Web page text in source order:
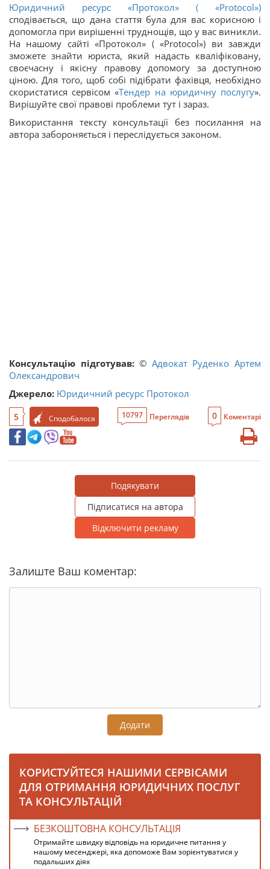
Юридичний ресурс «Протокол» ( «Protocol»)
сподівається, що дана стаття була для вас корисною і
допомогла при вирішенні труднощів, що у вас виникли.
На нашому сайті «Протокол» ( «Protocol») ви завжди
зможете знайти юриста, який надасть кваліфіковану,
своєчасну і якісну правову допомогу за доступною
ціною. Для того, щоб собі підібрати фахівця, необхідно
скористатися сервісом «Тендер на юридичну послугу».
Вирішуйте свої правові проблеми тут і зараз.
Використання тексту консультації без посилання на
автора забороняється і переслідується законом.
Консультацію підготував:© Адвокат Руденко Артем
Олександрович
Джерело: Юридичний ресурс Протокол
5 Сподобалося 10797 Переглядів 0 Коментарі
Подякувати
Підписатися на автора
Відключити рекламу
Залиште Ваш коментар:
Додати
КОРИСТУЙТЕСЯ НАШИМИ СЕРВІСАМИ
ДЛЯ ОТРИМАННЯ ЮРИДИЧНИХ ПОСЛУГ
ТА КОНСУЛЬТАЦІЙ
БЕЗКОШТОВНА КОНСУЛЬТАЦІЯ
Отримайте швидку відповідь на юридичне питання у
нашому месенджері, яка допоможе Вам зорієнтуватися у
подальших діях